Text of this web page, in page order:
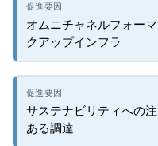
オムニチャネルフォー
クアップインフラ
サステナビリティへの
ある調達